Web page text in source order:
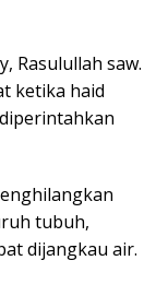
Rasulullah saw.
ketika haid
tubuh,
dijangkau air.